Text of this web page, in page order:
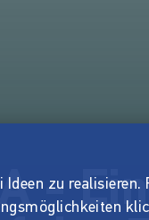
-
zu